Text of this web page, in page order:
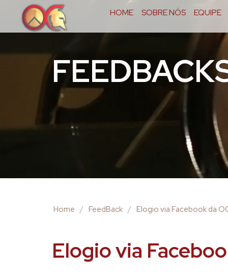
HOME SOBRE NÓS EQUIPE
Home / FeedBack / Elogio via Facebook da
Elogio via